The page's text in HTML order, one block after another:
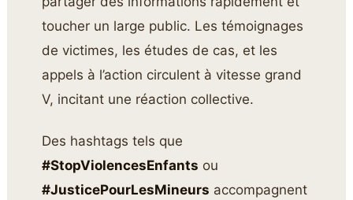
toucher un large public. Les témoignages
de victimes, les études de cas, et les
appels à l’action circulent à vitesse grand
V, incitant une réaction collective.
Des hashtags tels que
#StopViolencesEnfants ou
#JusticePourLesMineurs accompagnent